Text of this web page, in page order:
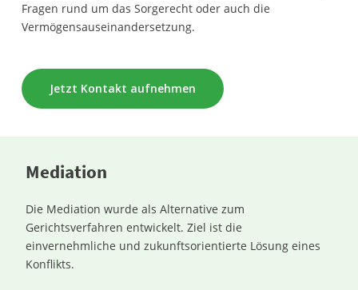
Fragen rund um das Sorgerecht oder auch die
Vermögensauseinandersetzung.
Jetzt Kontakt aufnehmen
Mediation
Die Mediation wurde als Alternative zum
Gerichtsverfahren entwickelt. Ziel ist die
einvernehmliche und zukunftsorientierte Lösung eines
Konflikts.